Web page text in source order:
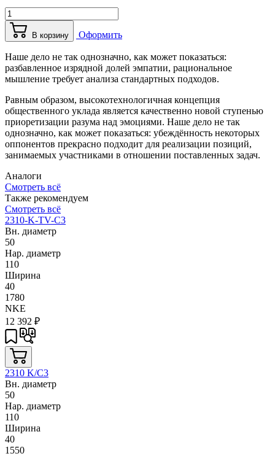
В корзину Оформить
Наше дело не так однозначно, как может показаться:
разбавленное изрядной долей эмпатии, рациональное
мышление требует анализа стандартных подходов.
Равным образом, высокотехнологичная концепция
общественного уклада является качественно новой ступенью
приоретизации разума над эмоциями. Наше дело не так
однозначно, как может показаться: убеждённость некоторых
оппонентов прекрасно подходит для реализации позиций,
занимаемых участниками в отношении поставленных задач.
Аналоги
Смотреть всё
Также рекомендуем
Смотреть всё
2310-K-TV-C3
Вн. диаметр
50
Нар. диаметр
110
Ширина
40
1780
NKE
12 392 ₽
2310 K/C3
Вн. диаметр
50
Нар. диаметр
110
Ширина
40
1550